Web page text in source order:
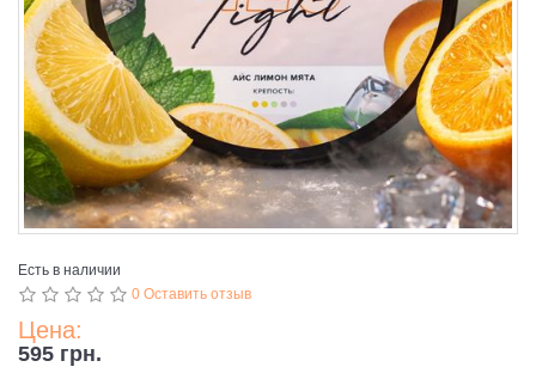
Есть в наличии
0 Оставить отзыв
Цена:
595 грн.